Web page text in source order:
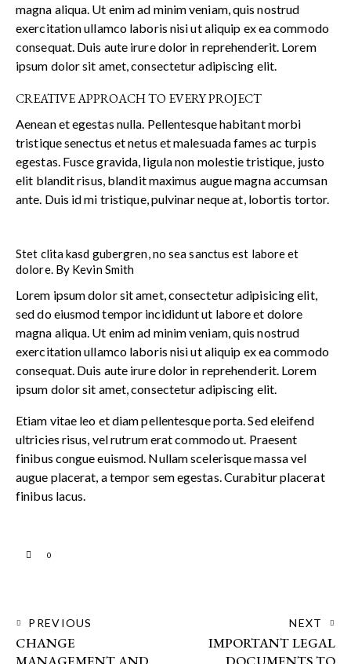
magna aliqua. Ut enim ad minim veniam, quis nostrud
exercitation ullamco laboris nisi ut aliquip ex ea commodo
consequat. Duis aute irure dolor in reprehenderit. Lorem
ipsum dolor sit amet, consectetur adipiscing elit.
CREATIVE APPROACH TO EVERY PROJECT
Aenean et egestas nulla. Pellentesque habitant morbi
tristique senectus et netus et malesuada fames ac turpis
egestas. Fusce gravida, ligula non molestie tristique, justo
elit blandit risus, blandit maximus augue magna accumsan
ante. Duis id mi tristique, pulvinar neque at, lobortis tortor.
Stet clita kasd gubergren, no sea sanctus est labore et
dolore. By Kevin Smith
Lorem ipsum dolor sit amet, consectetur adipisicing elit,
sed do eiusmod tempor incididunt ut labore et dolore
magna aliqua. Ut enim ad minim veniam, quis nostrud
exercitation ullamco laboris nisi ut aliquip ex ea commodo
consequat. Duis aute irure dolor in reprehenderit. Lorem
ipsum dolor sit amet, consectetur adipiscing elit.
Etiam vitae leo et diam pellentesque porta. Sed eleifend
ultricies risus, vel rutrum erat commodo ut. Praesent
finibus congue euismod. Nullam scelerisque massa vel
augue placerat, a tempor sem egestas. Curabitur placerat
finibus lacus.
0
PREVIOUS
CHANGE
NEXT
IMPORTANT LEGAL